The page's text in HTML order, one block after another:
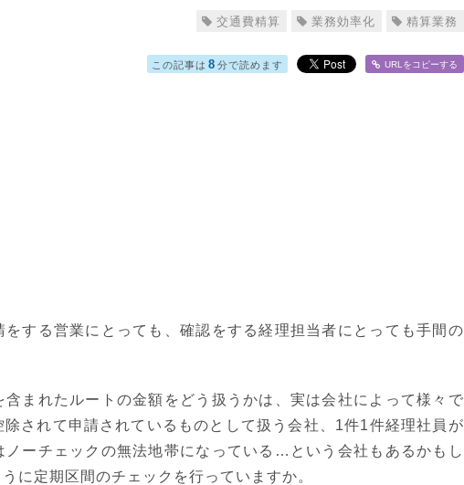
交通費精算 業務効率化 精算業務
この記事は 8 分で読めます URLをコピーする
する営業にとっても、確認をする経理担当者にとっても手間の
まれたルートの金額をどう扱うかは、実は会社によって様々で
されて申請されているものとして扱う会社、1件1件経理社員が
ノーチェックの無法地帯になっている…という会社もあるかもし
に定期区間のチェックを行っていますか。